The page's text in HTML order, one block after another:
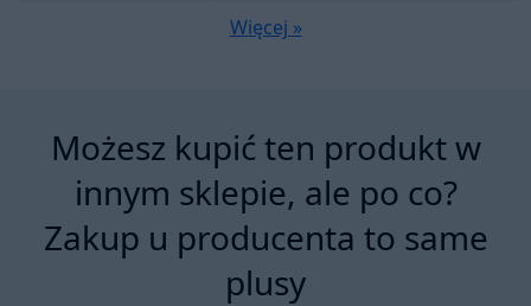
Więcej »
Możesz kupić ten produkt w
innym sklepie, ale po co?
Zakup u producenta to same
plusy